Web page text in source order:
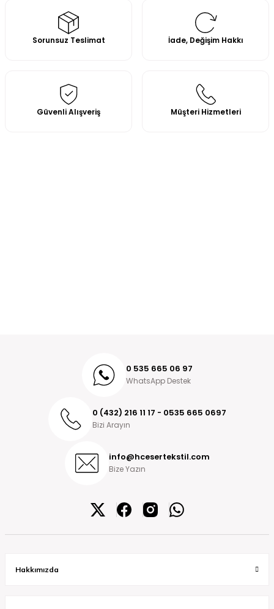
Sorunsuz Teslimat İade, Değişim Hakkı
Güvenli Alışveriş Müşteri Hizmetleri
0 535 665 06 97
WhatsApp Destek
0 (432) 216 11 17 - 0535 665 0697
Bizi Arayın
info@hcesertekstil.com
Bize Yazın
Hakkımızda